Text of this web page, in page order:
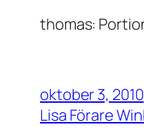
thomas:
oktober 3, 2010
Lisa Förare